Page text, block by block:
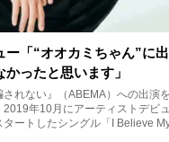
ー「“オオカミちゃん”に
ったと思います」
されない』（ABEMA）への出演
年10月にアーティストデビ
タートしたシングル「I Believe